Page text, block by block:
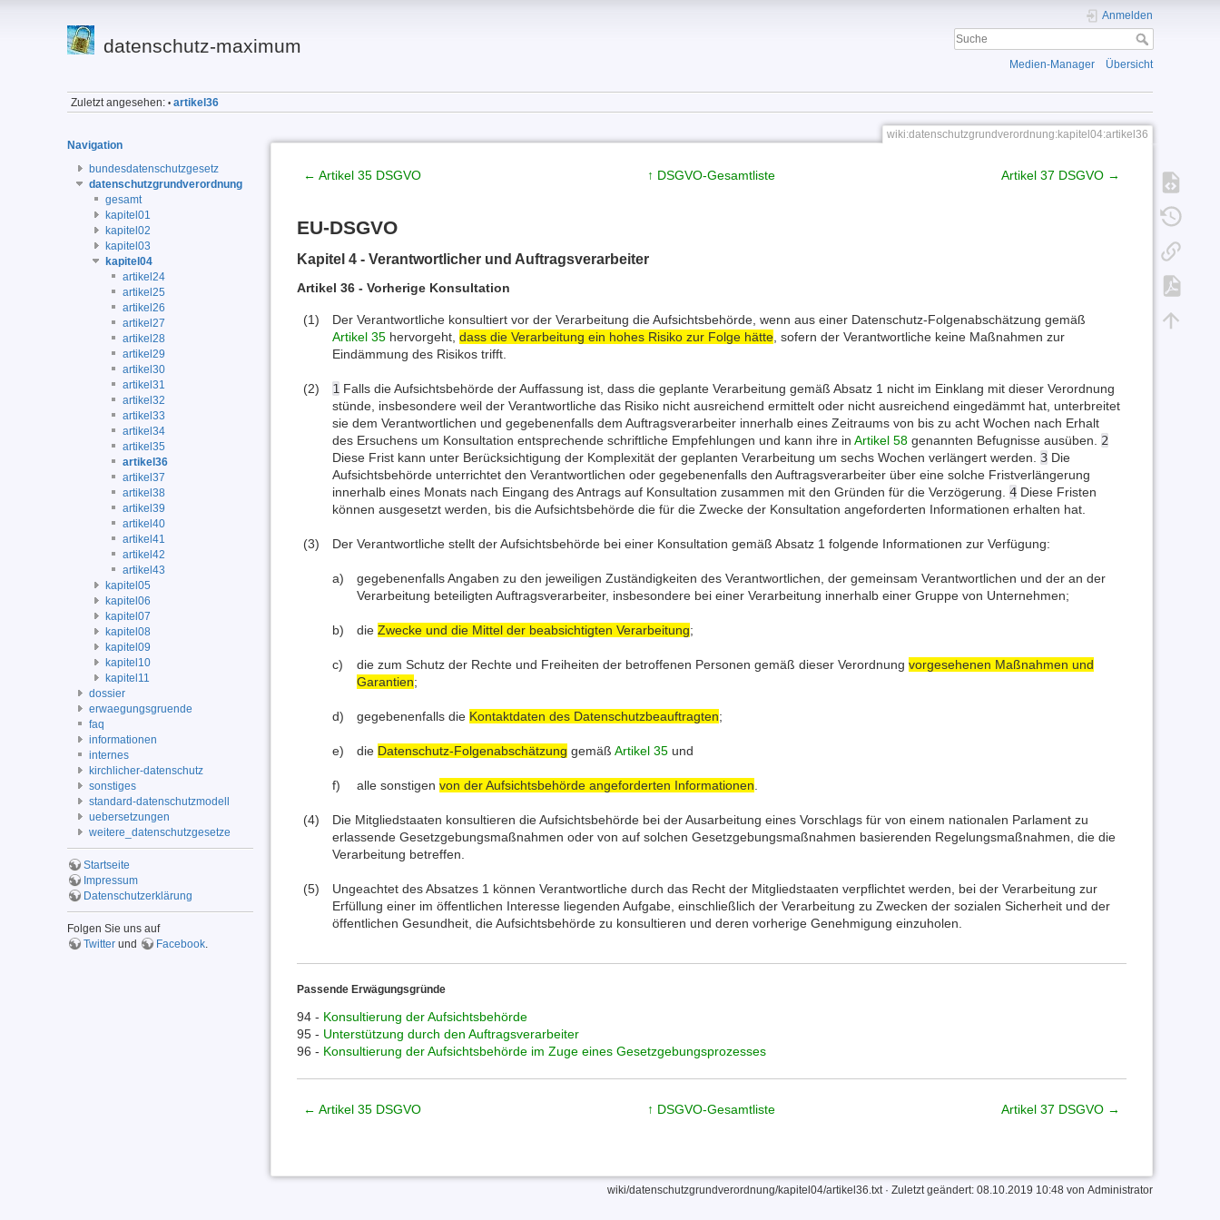
datenschutz-maximum
Anmelden
Medien-Manager Übersicht
Zuletzt angesehen: • artikel36
Navigation
bundesdatenschutzgesetz
datenschutzgrundverordnung
gesamt
kapitel01
kapitel02
kapitel03
kapitel04
artikel24
artikel25
artikel26
artikel27
artikel28
artikel29
artikel30
artikel31
artikel32
artikel33
artikel34
artikel35
artikel36
artikel37
artikel38
artikel39
artikel40
artikel41
artikel42
artikel43
kapitel05
kapitel06
kapitel07
kapitel08
kapitel09
kapitel10
kapitel11
dossier
erwaegungsgruende
faq
informationen
internes
kirchlicher-datenschutz
sonstiges
standard-datenschutzmodell
uebersetzungen
weitere_datenschutzgesetze
Startseite
Impressum
Datenschutzerklärung
Folgen Sie uns auf
Twitterund Facebook.
wiki:datenschutzgrundverordnung:kapitel04:artikel36
← Artikel 35 DSGVO ↑ DSGVO-Gesamtliste Artikel 37 DSGVO →
EU-DSGVO
Kapitel 4 - Verantwortlicher und Auftragsverarbeiter
Artikel 36 - Vorherige Konsultation
(1)
Der Verantwortliche konsultiert vor der Verarbeitung die Aufsichtsbehörde, wenn aus einer Datenschutz-Folgenabschätzung gemäß
Artikel 35hervorgeht, dass die Verarbeitung ein hohes Risiko zur Folge hätte, sofern der Verantwortliche keine Maßnahmen zur
Eindämmung des Risikos trifft.
(2) 1 Falls die Aufsichtsbehörde der Auffassung ist, dass die geplante Verarbeitung gemäß Absatz 1 nicht im Einklang mit dieser Verordnung
stünde, insbesondere weil der Verantwortliche das Risiko nicht ausreichend ermittelt oder nicht ausreichend eingedämmt hat, unterbreitet
sie dem Verantwortlichen und gegebenenfalls dem Auftragsverarbeiter innerhalb eines Zeitraums von bis zu acht Wochen nach Erhalt
des Ersuchens um Konsultation entsprechende schriftliche Empfehlungen und kann ihre in Artikel 58genannten Befugnisse ausüben. 2
Diese Frist kann unter Berücksichtigung der Komplexität der geplanten Verarbeitung um sechs Wochen verlängert werden. 3Die
Aufsichtsbehörde unterrichtet den Verantwortlichen oder gegebenenfalls den Auftragsverarbeiter über eine solche Fristverlängerung
innerhalb eines Monats nach Eingang des Antrags auf Konsultation zusammen mit den Gründen für die Verzögerung. 4Diese Fristen
können ausgesetzt werden, bis die Aufsichtsbehörde die für die Zwecke der Konsultation angeforderten Informationen erhalten hat.
(3) Der Verantwortliche stellt der Aufsichtsbehörde bei einer Konsultation gemäß Absatz 1 folgende Informationen zur Verfügung:
a)
gegebenenfalls Angaben zu den jeweiligen Zuständigkeiten des Verantwortlichen, der gemeinsam Verantwortlichen und der an der
Verarbeitung beteiligten Auftragsverarbeiter, insbesondere bei einer Verarbeitung innerhalb einer Gruppe von Unternehmen;
b) die Zwecke und die Mittel der beabsichtigten Verarbeitung;
c) die zum Schutz der Rechte und Freiheiten der betroffenen Personen gemäß dieser Verordnung vorgesehenen Maßnahmen und
Garantien;
d) gegebenenfalls die Kontaktdaten des Datenschutzbeauftragten;
e) die Datenschutz-Folgenabschätzung gemäß Artikel 35und
f) alle sonstigen von der Aufsichtsbehörde angeforderten Informationen
(4)
Die Mitgliedstaaten konsultieren die Aufsichtsbehörde bei der Ausarbeitung eines Vorschlags für von einem nationalen Parlament zu
erlassende Gesetzgebungsmaßnahmen oder von auf solchen Gesetzgebungsmaßnahmen basierenden Regelungsmaßnahmen, die die
Verarbeitung betreffen.
(5)
Ungeachtet des Absatzes 1 können Verantwortliche durch das Recht der Mitgliedstaaten verpflichtet werden, bei der Verarbeitung zur
Erfüllung einer im öffentlichen Interesse liegenden Aufgabe, einschließlich der Verarbeitung zu Zwecken der sozialen Sicherheit und der
öffentlichen Gesundheit, die Aufsichtsbehörde zu konsultieren und deren vorherige Genehmigung einzuholen.
Passende Erwägungsgründe
94 - Konsultierung der Aufsichtsbehörde
95 - Unterstützung durch den Auftragsverarbeiter
96 - Konsultierung der Aufsichtsbehörde im Zuge eines Gesetzgebungsprozesses
← Artikel 35 DSGVO ↑ DSGVO-Gesamtliste Artikel 37 DSGVO →
wiki/datenschutzgrundverordnung/kapitel04/artikel36.txt · Zuletzt geändert: 08.10.2019 10:48 vonAdministrator